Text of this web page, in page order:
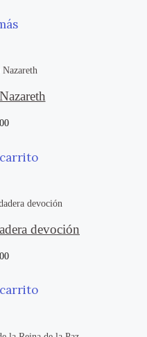
devoción